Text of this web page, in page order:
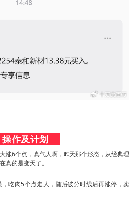
作及计划
涨6个点，真气人啊，昨天那个形态，从经典理
真的是变天了。
吃肉5个点走人，随后破分时线后再涨停，卖